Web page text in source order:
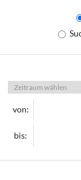
von:
bis: